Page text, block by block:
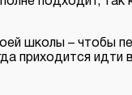
школы – чтобы
приходится идти